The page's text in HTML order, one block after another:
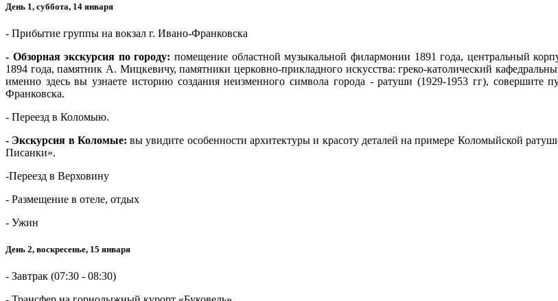
День 1, суббота, 14 января
- Прибытие группы на вокзал г. Ивано-Франковска
- Обзорная экскурсия по городу: помещение областной музыкальной филармонии 1891 года, центральный
1894 года, памятник А. Мицкевичу, памятники церковно-прикладного искусства: греко-католический
именно здесь вы узнаете историю создания неизменного символа города - ратуши (1929-1953 гг),
Франковска.
- Переезд в Коломыю.
- Экскурсия в Коломые: вы увидите особенности архитектуры и красоту деталей на примере Коломыйской
Писанки».
-Переезд в Верховину
- Размещение в отеле, отдых
- Ужин
День 2, воскресенье, 15 января
- Завтрак (07:30 - 08:30)